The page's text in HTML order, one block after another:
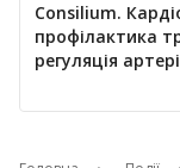
Consilium.
профілактика
регуляція